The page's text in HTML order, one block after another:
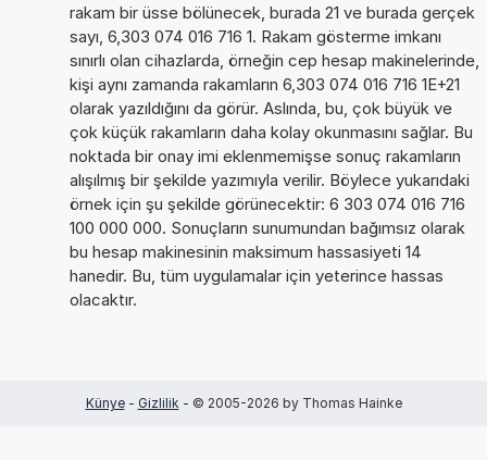
rakam bir üsse bölünecek, burada 21 ve burada gerçek
sayı, 6,303 074 016 716 1. Rakam gösterme imkanı
sınırlı olan cihazlarda, örneğin cep hesap makinelerinde,
kişi aynı zamanda rakamların 6,303 074 016 716 1E+21
olarak yazıldığını da görür. Aslında, bu, çok büyük ve
çok küçük rakamların daha kolay okunmasını sağlar. Bu
noktada bir onay imi eklenmemişse sonuç rakamların
alışılmış bir şekilde yazımıyla verilir. Böylece yukarıdaki
örnek için şu şekilde görünecektir: 6 303 074 016 716
100 000 000. Sonuçların sunumundan bağımsız olarak
bu hesap makinesinin maksimum hassasiyeti 14
hanedir. Bu, tüm uygulamalar için yeterince hassas
olacaktır.
Künye- Gizlilik - © 2005-2026 by Thomas Hainke